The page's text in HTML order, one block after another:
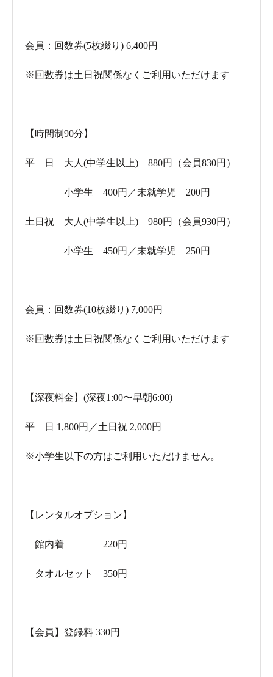
会員：回数券(5枚綴り) 6,400円
※回数券は土日祝関係なくご利用いただけます
【時間制90分】
平 日 大人(中学生以上) 880円（会員830円）
小学生 400円／未就学児 200円
土日祝 大人(中学生以上) 980円（会員930円）
小学生 450円／未就学児 250円
会員：回数券(10枚綴り) 7,000円
※回数券は土日祝関係なくご利用いただけます
【深夜料金】(深夜1:00〜早朝6:00)
平 日 1,800円／土日祝 2,000円
※小学生以下の方はご利用いただけません。
【レンタルオプション】
館内着 220円
タオルセット 350円
【会員】登録料 330円